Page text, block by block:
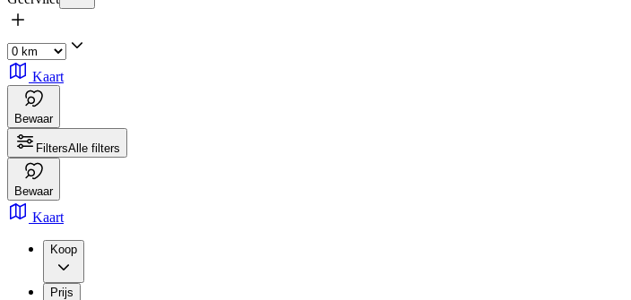
Kaart
Bewaar
FiltersAlle filters
Bewaar
Kaart
Koop
Prijs